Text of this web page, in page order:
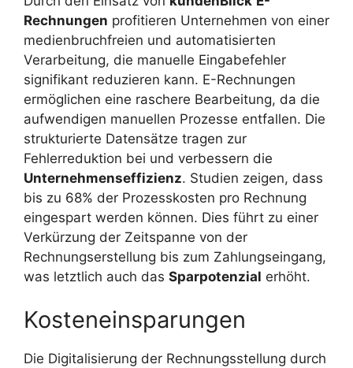
Rechnungen profitieren Unternehmen von einer
medienbruchfreien und automatisierten
Verarbeitung, die manuelle Eingabefehler
signifikant reduzieren kann. E-Rechnungen
ermöglichen eine raschere Bearbeitung, da die
aufwendigen manuellen Prozesse entfallen. Die
strukturierte Datensätze tragen zur
Fehlerreduktion bei und verbessern die
Unternehmenseffizienz. Studien zeigen, dass
bis zu 68% der Prozesskosten pro Rechnung
eingespart werden können. Dies führt zu einer
Verkürzung der Zeitspanne von der
Rechnungserstellung bis zum Zahlungseingang,
was letztlich auch das Sparpotenzial erhöht.
Kosteneinsparungen
Die Digitalisierung der Rechnungsstellung durch